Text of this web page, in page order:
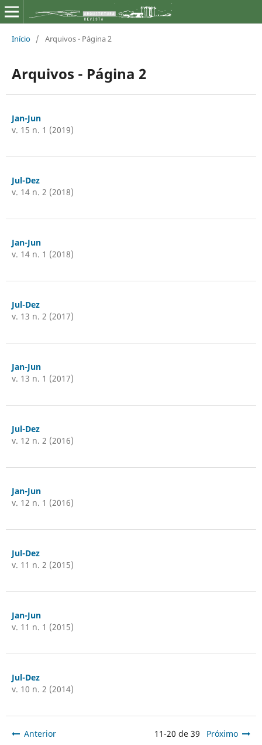
Início / Arquivos - Página 2
Arquivos - Página 2
Jan-Jun
v. 15 n. 1 (2019)
Jul-Dez
v. 14 n. 2 (2018)
Jan-Jun
v. 14 n. 1 (2018)
Jul-Dez
v. 13 n. 2 (2017)
Jan-Jun
v. 13 n. 1 (2017)
Jul-Dez
v. 12 n. 2 (2016)
Jan-Jun
v. 12 n. 1 (2016)
Jul-Dez
v. 11 n. 2 (2015)
Jan-Jun
v. 11 n. 1 (2015)
Jul-Dez
v. 10 n. 2 (2014)
Anterior 11-20 de 39 Próximo